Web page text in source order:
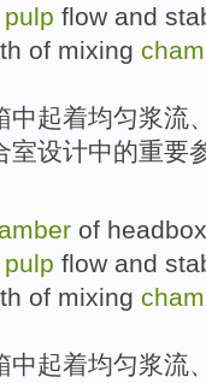
pulp flow and
of mixing
中起着均匀浆流
室设计中的重要
of headbox
pulp flow and
of mixing
中起着均匀浆流